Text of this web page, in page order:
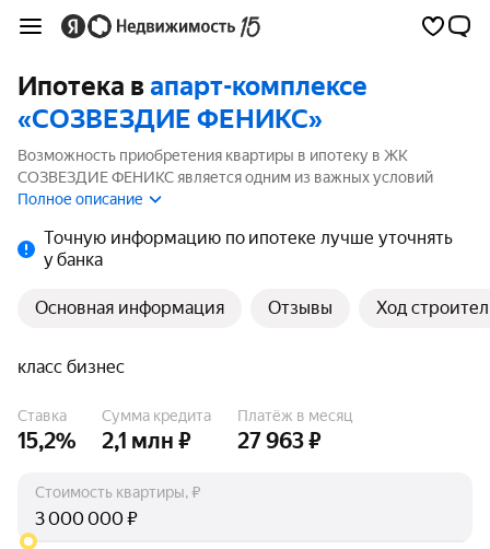
Ипотека вапарт-комплексе
«СОЗВЕЗДИЕ ФЕНИКС»
Возможность приобретения квартиры в ипотеку в ЖК
СОЗВЕЗДИЕ ФЕНИКС является одним из важных условий
выбора квартиры. На странице мы собрали программы
15.2%.
Полное описание
Точную информацию по ипотеке лучше уточнять
у банка
Основная информация Отзывы Ход
класс бизнес
Ставка
15,2%
Сумма кредита
2,1 млн ₽
Платёж в месяц
27 963 ₽
Стоимость квартиры, ₽
₽